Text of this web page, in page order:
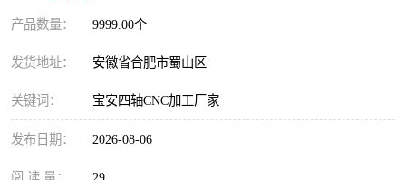
产品数量： 9999.00个
发货地址： 安徽省合肥市蜀山区
关键词： 宝安四轴CNC加工厂家
发布日期： 2026-08-06